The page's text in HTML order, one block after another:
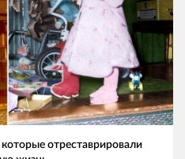
отреставрировали